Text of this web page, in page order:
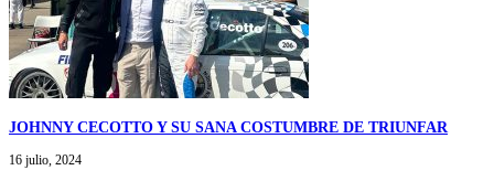
JOHNNY CECOTTO Y SU SANA COSTUMBRE DE TRIUNFAR
16 julio, 2024